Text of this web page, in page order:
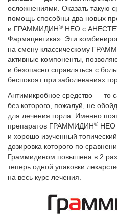
осложнениями. Оказать такую
помощь способны два новых
и ГРАММИДИН® НЕО с
Фармацевтика». Эти
на смену классическому
активные компоненты,
и безопасно справляться с
беспокоят при заболеваниях
Антимикробное средство — то
без которого, пожалуй, не
для лечения горла. Именно
препаратов ГРАММИДИН® НЕО
и хорошо изученный
дозировка которого по
Граммидином повышена в 2
теперь одной упаковки
на весь курс лечения.